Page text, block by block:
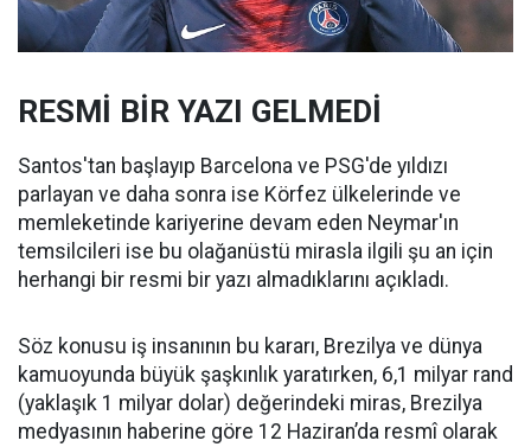
RESMİ BİR YAZI GELMEDİ
Santos'tan başlayıp Barcelona ve PSG'de yıldızı
parlayan ve daha sonra ise Körfez ülkelerinde ve
memleketinde kariyerine devam eden Neymar'ın
temsilcileri ise bu olağanüstü mirasla ilgili şu an için
herhangi bir resmi bir yazı almadıklarını açıkladı.
Söz konusu iş insanının bu kararı, Brezilya ve dünya
kamuoyunda büyük şaşkınlık yaratırken, 6,1 milyar rand
(yaklaşık 1 milyar dolar) değerindeki miras, Brezilya
medyasının haberine göre 12 Haziran’da resmî olarak